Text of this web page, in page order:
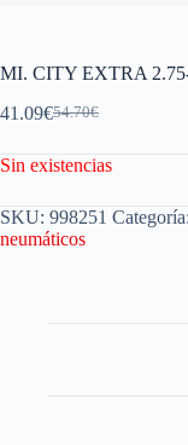
MI. CITY EXTRA
54.70€
41.09€
Sin existencias
SKU: 998251 Categoría:
neumáticos